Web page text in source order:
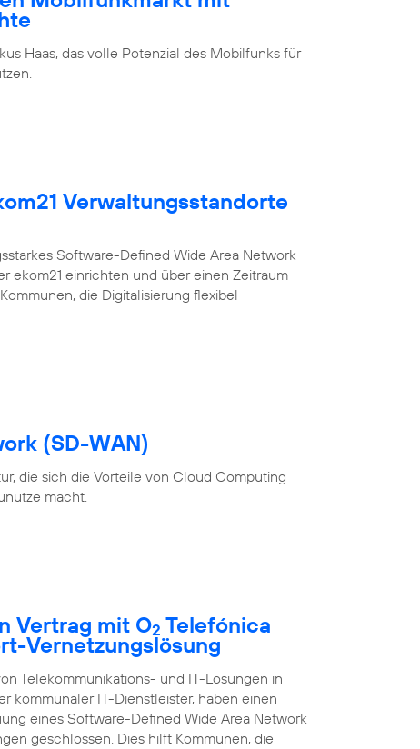
Haas, das volle Potenzial des Mobilfunks für
Verwaltungsstandorte
Software-Defined Wide Area Network
ekom21 einrichten und über einen Zeitraum
die Digitalisierung flexibel
(SD-WAN)
die sich die Vorteile von Cloud Computing
macht.
Vertrag mit O2 Telefónica
Vernetzungslösung
Telekommunikations- und IT-Lösungen in
kommunaler IT-Dienstleister, haben einen
eines Software-Defined Wide Area Network
geschlossen. Dies hilft Kommunen, die